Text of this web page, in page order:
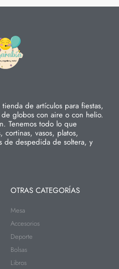
de artículos para fiestas,
globos con aire o con helio.
Tenemos todo lo que
cortinas, vasos, platos,
de despedida de soltera, y
OTRAS CATEGORÍAS
Mesa
Accesorios
Deporte
Bolsas
Libros